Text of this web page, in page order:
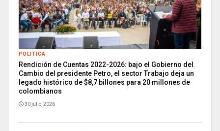
POLITICA
Rendición de Cuentas 2022-2026: bajo el Gobierno del
Cambio del presidente Petro, el sector Trabajo deja un
legado histórico de $8,7 billones para 20 millones de
colombianos
30 julio, 2026